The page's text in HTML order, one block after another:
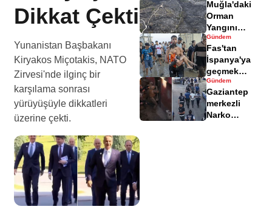
Dikkat Çekti
Yunanistan Başbakanı
Kiryakos Miçotakis, NATO
Zirvesi'nde ilginç bir
karşılama sonrası
yürüyüşüyle dikkatleri
üzerine çekti.
yaralandı
Muğla'daki
Orman
Yangını
Sonrası
Zarar Gören
Alanlar
Havadisinde
Gündem
Fas'tan
İspanya'ya
geçmek
isteyen
göçmenler
geri döndü
Gündem
Gaziantep
merkezli
Narko